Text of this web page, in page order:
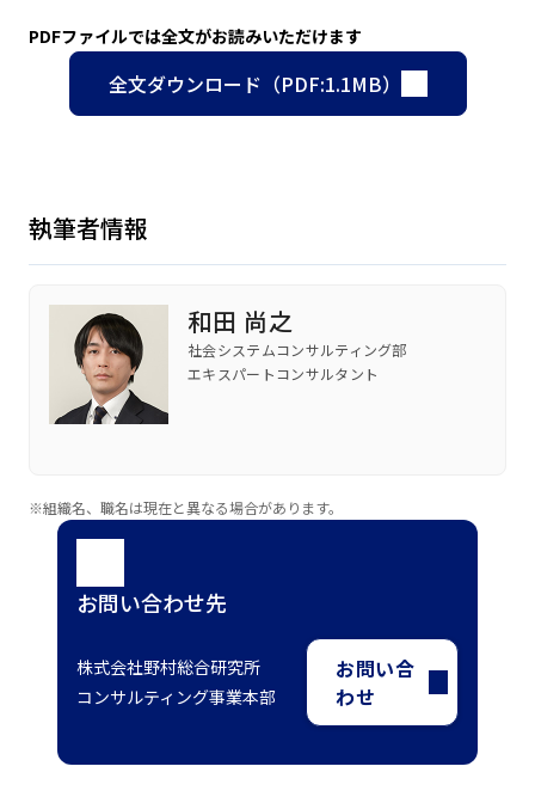
PDFファイルでは全文がお読みいただけます
全文ダウンロード（PDF:1.1MB）
執筆者情報
和田 尚之
社会システムコンサルティング部
エキスパートコンサルタント
※組織名、職名は現在と異なる場合があります。
お問い合わせ先
株式会社野村総合研究所
コンサルティング事業本部
お問い合
わせ